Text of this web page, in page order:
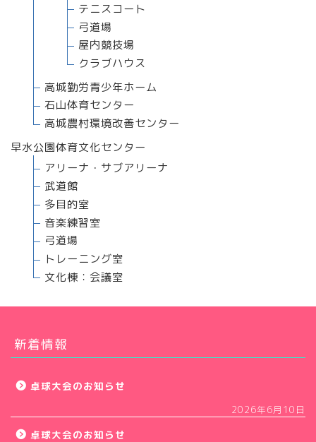
テニスコート
弓道場
屋内競技場
クラブハウス
高城勤労青少年ホーム
石山体育センター
高城農村環境改善センター
早水公園体育文化センター
アリーナ・サブアリーナ
武道館
多目的室
音楽練習室
弓道場
トレーニング室
文化棟：会議室
新着情報
卓球大会のお知らせ
2026年6月10日
卓球大会のお知らせ